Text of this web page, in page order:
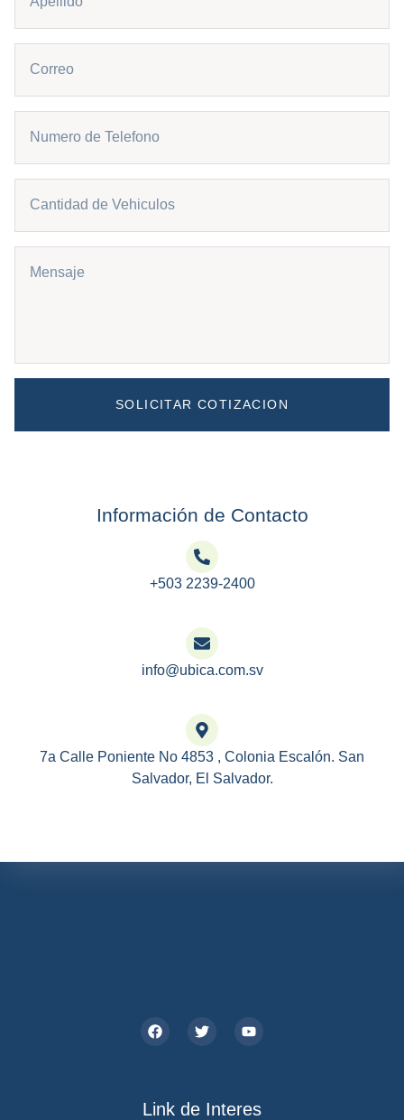
SOLICITAR COTIZACION
Información de Contacto
+503 2239-2400
info@ubica.com.sv
7a Calle Poniente No 4853 , Colonia Escalón. San
Salvador, El Salvador.
Link de Interes